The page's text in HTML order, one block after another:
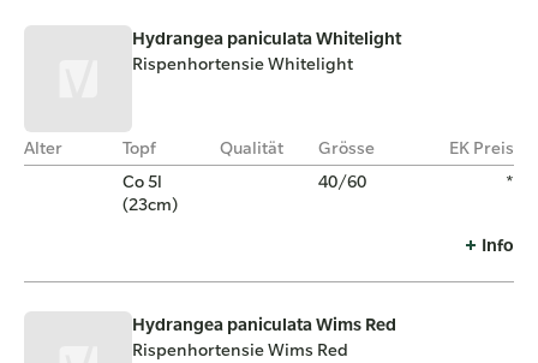
Hydrangea paniculata Whitelight
Rispenhortensie Whitelight
Alter Topf Qualität Grösse
EK Preis
Co 5l
(23cm)
40/60 *
Info
Hydrangea paniculata Wims Red
Rispenhortensie Wims Red